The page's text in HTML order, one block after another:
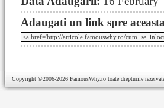
Adaugati un link spre
Copyright ©2006-2026 FamousWhy.ro toate drepturile